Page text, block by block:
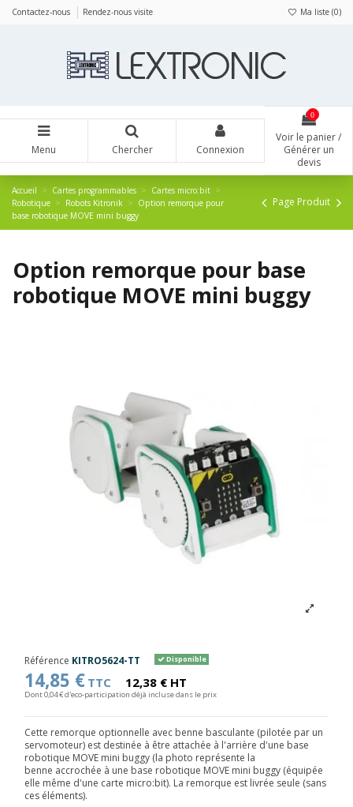
Contactez-nous Rendez-nous visite Ma liste (0)
Menu Chercher Connexion
0
Voir le panier /
Générer un
devis
Accueil Cartes programmables
Cartes micro:bit
Robotique
Robots Kitronik
Option remorque pour
base robotique MOVE mini buggy
Page Produit
Option remorque pour base
robotique MOVE mini buggy
Référence KITRO5624-TT Disponible
14,85 € TTC 12,38 € HT
Dont 0,04 € d'eco-participation déjà incluse dans le prix
Cette remorque optionnelle avec benne basculante (pilotée par un
servomoteur) est destinée à être attachée à l'arrière d'une base
robotique MOVE mini buggy (la photo représente la
benne accrochée à une base robotique MOVE mini buggy (équipée
elle même d'une carte micro:bit). La remorque est livrée seule (sans
ces éléments).
Panneau de gestion des cookies